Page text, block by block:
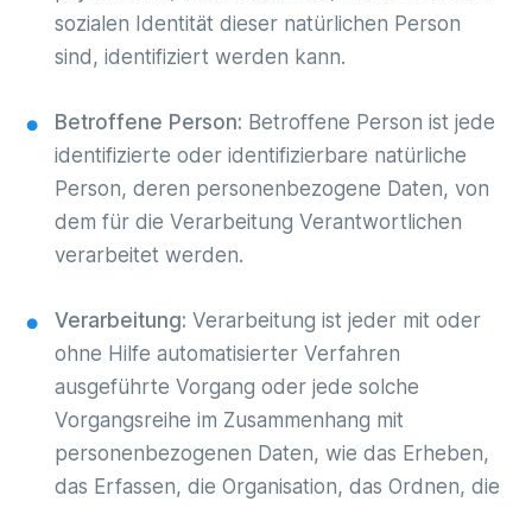
sozialen Identität dieser natürlichen Person
sind, identifiziert werden kann.
Betroffene Person: Betroffene Person ist jede
identifizierte oder identifizierbare natürliche
Person, deren personenbezogene Daten, von
dem für die Verarbeitung Verantwortlichen
verarbeitet werden.
Verarbeitung: Verarbeitung ist jeder mit oder
ohne Hilfe automatisierter Verfahren
ausgeführte Vorgang oder jede solche
Vorgangsreihe im Zusammenhang mit
personenbezogenen Daten, wie das Erheben,
das Erfassen, die Organisation, das Ordnen, die